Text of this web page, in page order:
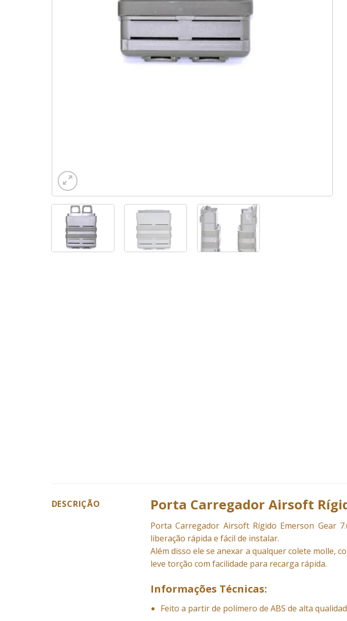
DESCRIÇÃO Porta Carregador Airsoft
Porta Carregador Airsoft Rígido Emerson Gear
liberação rápida e fácil de instalar.
Além disso ele se anexar a qualquer colete molle,
leve torção com facilidade para recarga rápida.
Informações Técnicas:
Feito a partir de polímero de ABS de alta